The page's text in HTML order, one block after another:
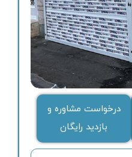
درخواست مشاوره و
بازدید رایگان